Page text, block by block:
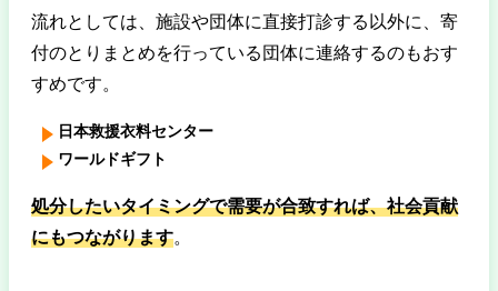
流れとしては、施設や団体に直接打診する以外に、寄
付のとりまとめを行っている団体に連絡するのもおす
すめです。
日本救援衣料センター
ワールドギフト
処分したいタイミングで需要が合致すれば、社会貢献
にもつながります。